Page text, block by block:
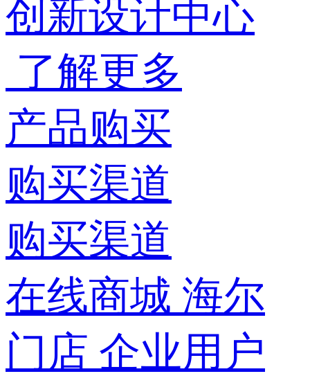
创新设计中心
了解更多
产品购买
购买渠道
购买渠道
在线商城 海尔
门店 企业用户